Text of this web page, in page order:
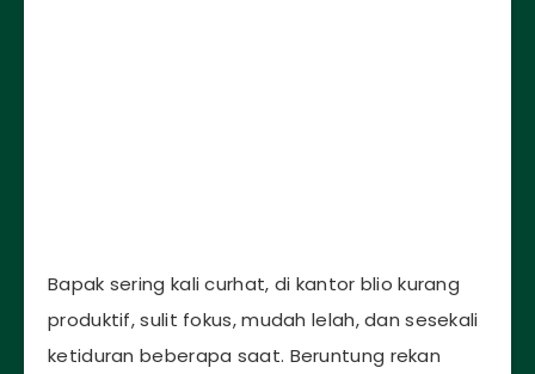
Bapak sering kali curhat, di kantor blio kurang
produktif, sulit fokus, mudah lelah, dan sesekali
ketiduran beberapa saat. Beruntung rekan